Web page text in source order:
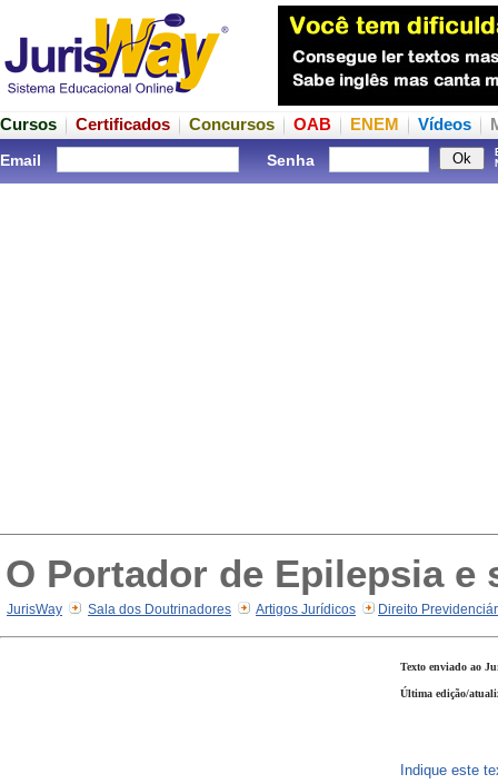
Cursos Certificados Concursos OAB ENEM Vídeos
Email Senha
O Portador de Epilepsia
JurisWay Sala dos Doutrinadores Artigos Jurídicos Direito
Texto enviado ao
Última edição/
Indique este